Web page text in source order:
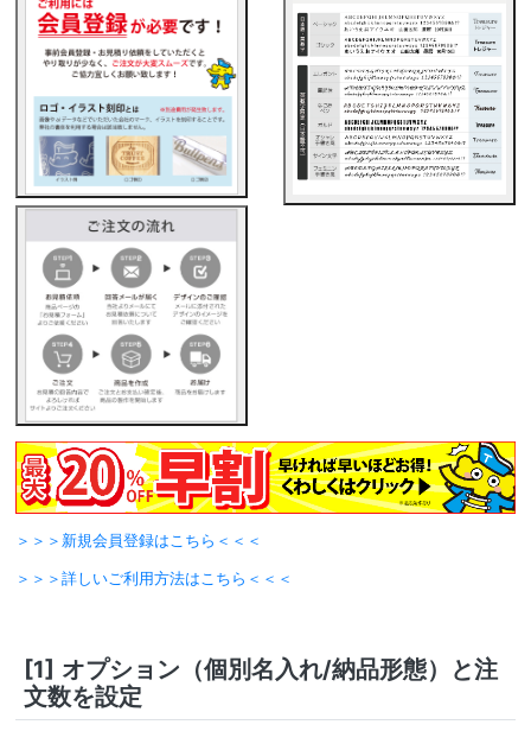
＞＞＞新規会員登録はこちら＜＜＜
＞＞＞詳しいご利用方法はこちら＜＜＜
[1] オプション（個別名入れ/納品形態）と注
文数を設定